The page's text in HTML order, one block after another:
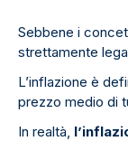
Sebbene i
strettamente
L’inflazione è
prezzo medio di
In realtà,